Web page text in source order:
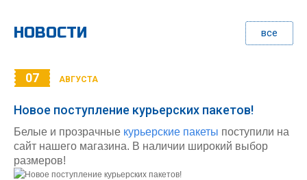
НОВОСТИ все
07 АВГУСТА
Новое поступление курьерских пакетов!
Белые и прозрачные курьерские пакеты поступили на
сайт нашего магазина. В наличии широкий выбор
размеров!